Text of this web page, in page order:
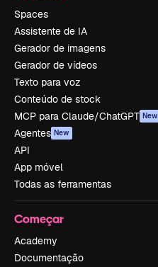
Spaces
Assistente de IA
Gerador de imagens
Gerador de vídeos
Texto para voz
Conteúdo de stock
MCP para Claude/ChatGPT New
Agentes New
API
App móvel
Todas as ferramentas
Começar
Academy
Documentação